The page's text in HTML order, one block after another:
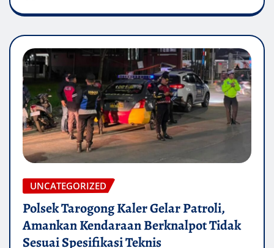
UNCATEGORIZED
Polsek Tarogong Kaler Gelar Patroli,
Amankan Kendaraan Berknalpot Tidak
Sesuai Spesifikasi Teknis